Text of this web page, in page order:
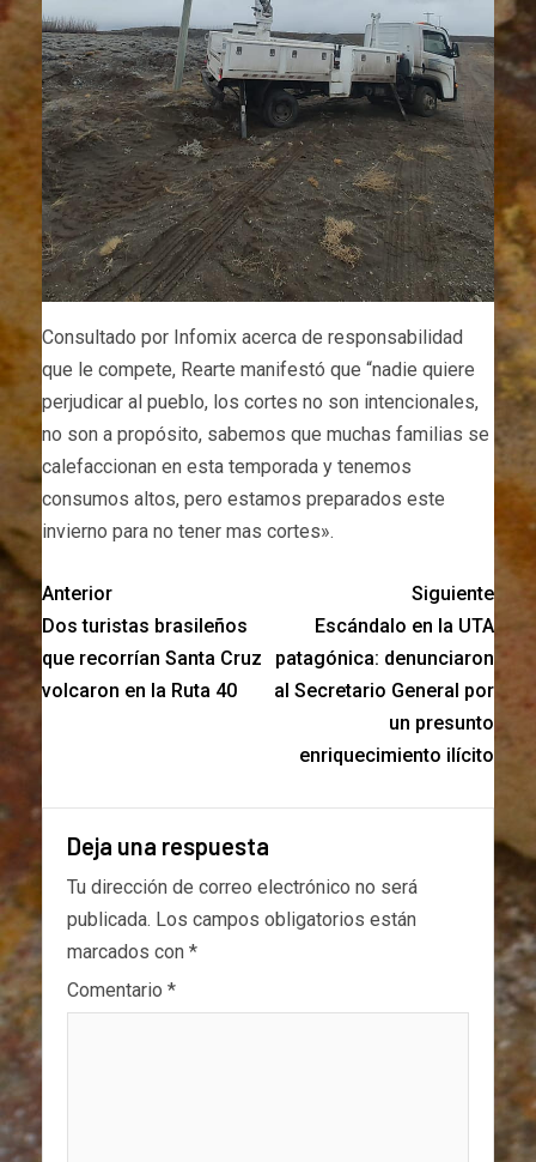
Consultado por Infomix acerca de responsabilidad
que le compete, Rearte manifestó que “nadie quiere
perjudicar al pueblo, los cortes no son intencionales,
no son a propósito, sabemos que muchas familias se
calefaccionan en esta temporada y tenemos
consumos altos, pero estamos preparados este
invierno para no tener mas cortes».
Anterior
Dos turistas brasileños
que recorrían Santa Cruz
volcaron en la Ruta 40
Siguiente
Escándalo en la UTA
patagónica: denunciaron
al Secretario General por
un presunto
enriquecimiento ilícito
Deja una respuesta
Tu dirección de correo electrónico no será
publicada. Los campos obligatorios están
marcados con *
Comentario *